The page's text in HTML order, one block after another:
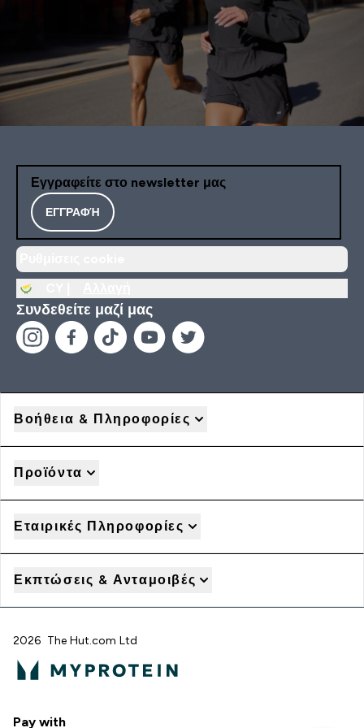
Εγγραφείτε στο newsletter μας
ΕΓΓΡΑΦΉ
Συνδεθείτε μαζί μας
Βοήθεια & Πληροφορίες
Προϊόντα
Εταιρικές Πληροφορίες
Εκπτώσεις & Ανταμοιβές
2026 The Hut.com Ltd
Pay with